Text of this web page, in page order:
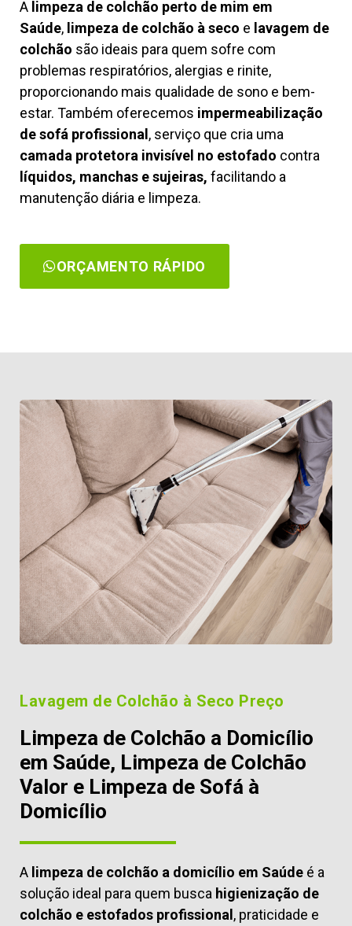
A limpeza de colchão perto de mim em
Saúde, limpeza de colchão à seco e lavagem de
colchão são ideais para quem sofre com
problemas respiratórios, alergias e rinite,
proporcionando mais qualidade de sono e bem-
estar. Também oferecemos impermeabilização
de sofá profissional , serviço que cria uma
camada protetora invisível no estofado contra
líquidos, manchas e sujeiras, facilitando a
manutenção diária e limpeza.
ORÇAMENTO RÁPIDO
Lavagem de Colchão à Seco Preço
Limpeza de Colchão a Domicílio
em Saúde, Limpeza de Colchão
Valor e Limpeza de Sofá à
Domicílio
A limpeza de colchão a domicílio em Saúde é a
solução ideal para quem busca higienização de
colchão e estofados profissional, praticidade e